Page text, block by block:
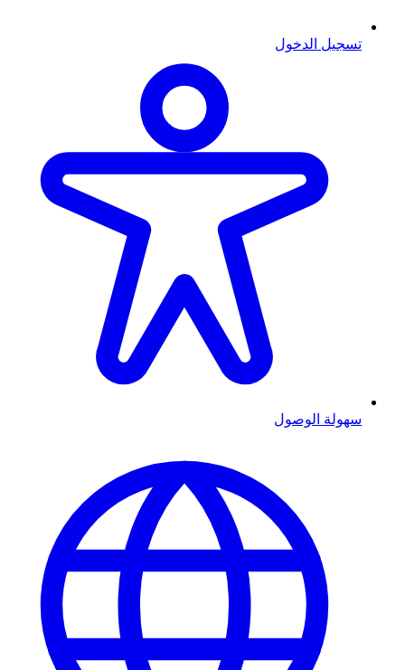
تسجيل الدخول
سهولة الوصول